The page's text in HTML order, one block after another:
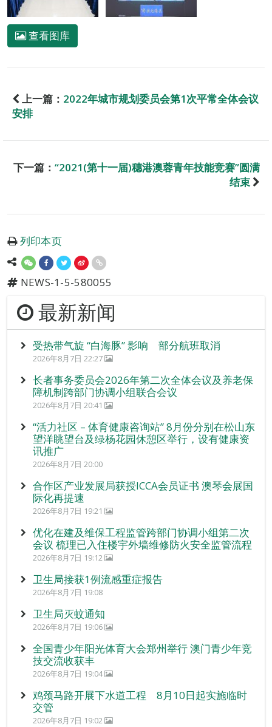
查看图库
上一篇： 2022年城市规划委员会第1次平常全体会议
安排
下一篇： “2021(第十一届)穗港澳蓉青年技能竞赛”圆满
结束
列印本页
NEWS-1-5-580055
最新新闻
受热带气旋 “白海豚” 影响 部分航班取消
2026年8月7日 22:27
长者事务委员会2026年第二次全体会议及养老保
障机制跨部门协调小组联合会议
2026年8月7日 20:41
“活力社区 – 体育健康咨询站” 8月份分别在松山东
望洋眺望台及绿杨花园休憩区举行，设有健康资
讯推广
2026年8月7日 20:00
合作区产业发展局获授ICCA会员证书 澳琴会展国
际化再提速
2026年8月7日 19:21
优化在建及维保工程监管跨部门协调小组第二次
会议 梳理已入住楼宇外墙维修防火安全监管流程
2026年8月7日 19:12
卫生局接获1例流感重症报告
2026年8月7日 19:08
卫生局灭蚊通知
2026年8月7日 19:06
全国青少年阳光体育大会郑州举行 澳门青少年竞
技交流收获丰
2026年8月7日 19:04
鸡颈马路开展下水道工程 8月10日起实施临时
交管
2026年8月7日 19:02